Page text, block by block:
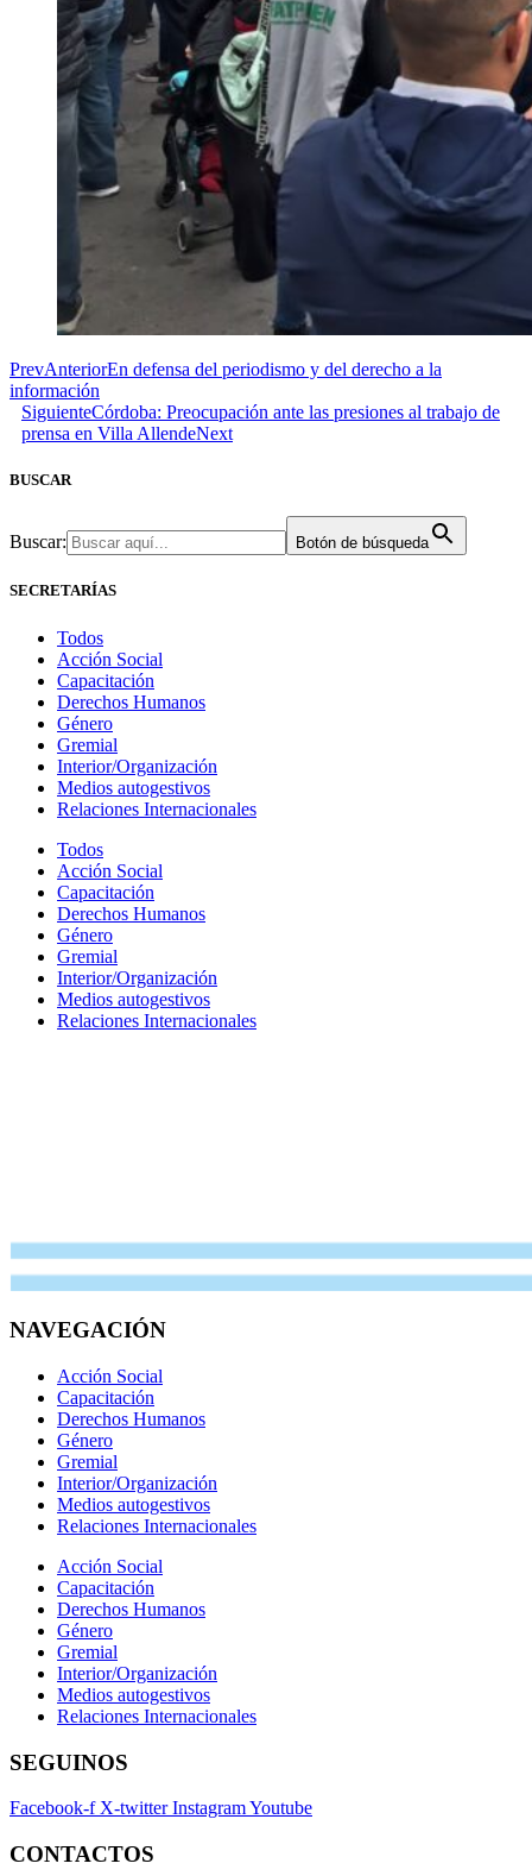
PrevAnteriorEn defensa del periodismo y del derecho a la
información
SiguienteCórdoba: Preocupación ante las presiones al trabajo de
prensa en Villa AllendeNext
BUSCAR
Buscar: Botón de búsqueda
SECRETARÍAS
Todos
Acción Social
Capacitación
Derechos Humanos
Género
Gremial
Interior/Organización
Medios autogestivos
Relaciones Internacionales
Todos
Acción Social
Capacitación
Derechos Humanos
Género
Gremial
Interior/Organización
Medios autogestivos
Relaciones Internacionales
NAVEGACIÓN
Acción Social
Capacitación
Derechos Humanos
Género
Gremial
Interior/Organización
Medios autogestivos
Relaciones Internacionales
Acción Social
Capacitación
Derechos Humanos
Género
Gremial
Interior/Organización
Medios autogestivos
Relaciones Internacionales
SEGUINOS
Facebook-f X-twitter InstagramYoutube
CONTACTOS